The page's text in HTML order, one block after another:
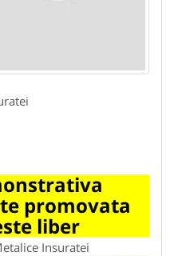
promovata
liber
Insuratei